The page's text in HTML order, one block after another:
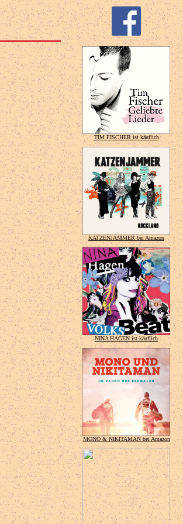
TIM FISCHER ist käuflich
KATZENJAMMER bei Amazon
NINA HAGEN ist käuflich
MONO & NIKITAMAN bei Amazon